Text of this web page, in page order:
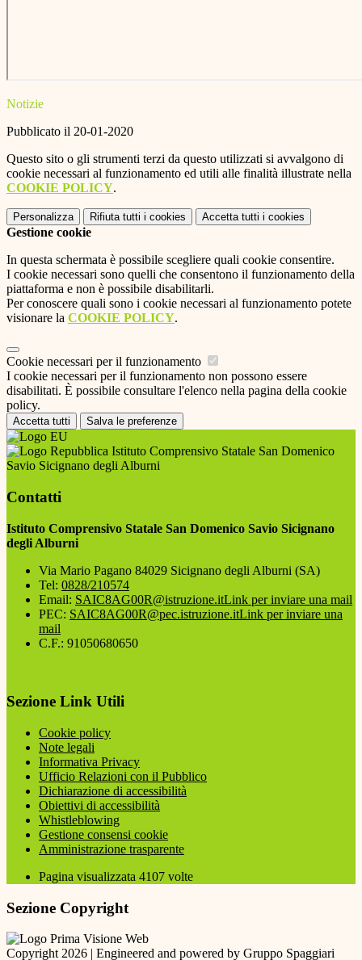
Notizie
Pubblicato il 20-01-2020
Questo sito o gli strumenti terzi da questo utilizzati si avvalgono di
cookie necessari al funzionamento ed utili alle finalità illustrate nella
COOKIE POLICY.
Personalizza Rifiuta tutti i cookies Accetta tutti i cookies
Gestione cookie
In questa schermata è possibile scegliere quali cookie consentire.
I cookie necessari sono quelli che consentono il funzionamento della
piattaforma e non è possibile disabilitarli.
Per conoscere quali sono i cookie necessari al funzionamento potete
visionare la COOKIE POLICY.
Cookie necessari per il funzionamento
I cookie necessari per il funzionamento non possono essere
disabilitati. È possibile consultare l'elenco nella pagina della cookie
policy.
Accetta tutti Salva le preferenze
Istituto Comprensivo Statale San Domenico
Savio Sicignano degli Alburni
Contatti
Istituto Comprensivo Statale San Domenico Savio Sicignano
degli Alburni
Via Mario Pagano 84029 Sicignano degli Alburni (SA)
Tel: 0828/210574
Email: SAIC8AG00R@istruzione.itLink per inviare una mail
PEC: SAIC8AG00R@pec.istruzione.itLink per inviare una
mail
C.F.: 91050680650
Sezione Link Utili
Cookie policy
Note legali
Informativa Privacy
Ufficio Relazioni con il Pubblico
Dichiarazione di accessibilità
Obiettivi di accessibilità
Whistleblowing
Gestione consensi cookie
Amministrazione trasparente
Pagina visualizzata 4107 volte
Sezione Copyright
Copyright 2026 | Engineered and powered by Gruppo Spaggiari